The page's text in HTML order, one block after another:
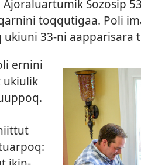
Ajoraluar­tumik Sozosip
toq­qutigaa. Poli
33-ni aap­parisara
er­nini
ukiulik